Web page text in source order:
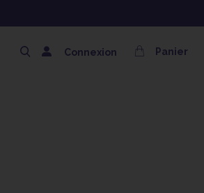
SOLAIRE
Connexion Panier